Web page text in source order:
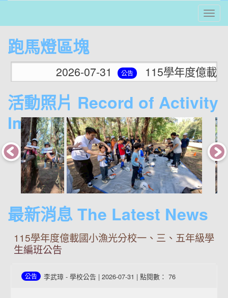
⏸
跑馬燈區塊
2026-07-31 公告 115學年度億載國
活動照片 Record of Activity
Images
photo-1086 photo-1087
最新消息 The Latest News
115學年度億載國小漁光分校一、三、五年級學
生編班公告
公告 李武璋 - 學校公告 | 2026-07-31 | 點閱數： 76